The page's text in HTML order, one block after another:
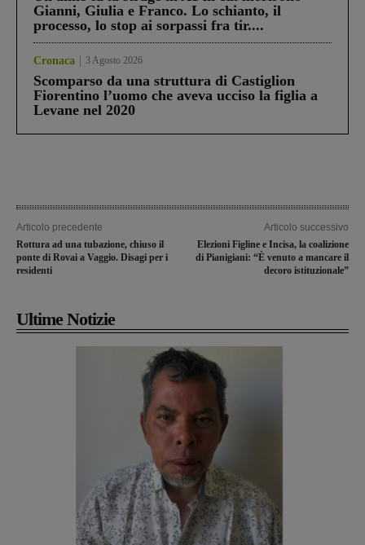
Gianni, Giulia e Franco. Lo schianto, il
processo, lo stop ai sorpassi fra tir....
Cronaca 3 Agosto 2026
Scomparso da una struttura di Castiglion
Fiorentino l’uomo che aveva ucciso la figlia a
Levane nel 2020
Articolo precedente
Rottura ad una tubazione, chiuso il
ponte di Rovai a Vaggio. Disagi per i
residenti
Articolo successivo
Elezioni Figline e Incisa, la coalizione
di Pianigiani: “È venuto a mancare il
decoro istituzionale”
Ultime Notizie